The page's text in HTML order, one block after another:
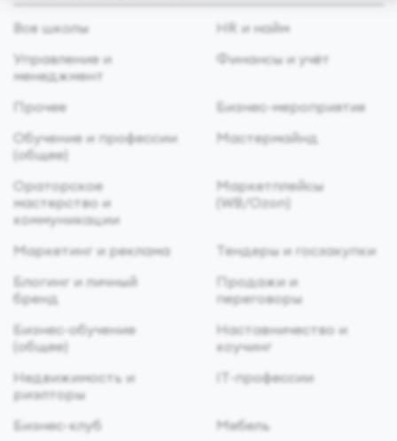
Все школы
HR и найм
Управление и
менеджмент
Финансы и учёт
Прочее
Бизнес-мероприятия
Обучение и профессии
(общее)
Мастермайнд
Ораторское
мастерство и
коммуникации
Маркетплейсы
(WB/Ozon)
Маркетинг и реклама
Тендеры и госзакупки
Блогинг и личный
бренд
Продажи и
переговоры
Бизнес-обучение
(общее)
Наставничество и
коучинг
Недвижимость и
риэлторы
IT-профессии
Бизнес-клуб
Мебель